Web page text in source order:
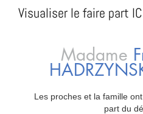
Visualiser le faire part